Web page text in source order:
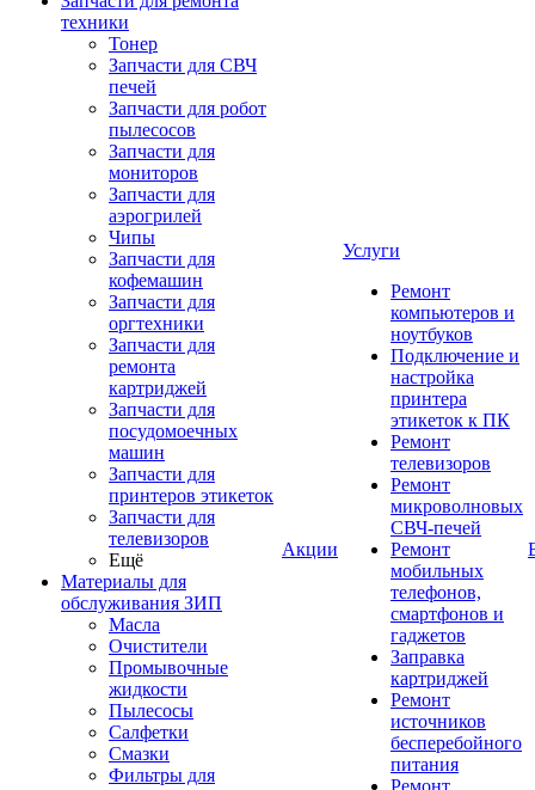
техники
Тонер
Запчасти для СВЧ
печей
Запчасти для робот
пылесосов
Запчасти для
мониторов
Запчасти для
аэрогрилей
Чипы
Запчасти для
кофемашин
Запчасти для
оргтехники
Запчасти для
ремонта
картриджей
Запчасти для
посудомоечных
машин
Запчасти для
принтеров этикеток
Запчасти для
телевизоров
Ещё
Материалы для
обслуживания ЗИП
Масла
Очистители
Промывочные
жидкости
Пылесосы
Салфетки
Смазки
Фильтры для
Акции
Услуги
Ремонт
компьютеров и
ноутбуков
Подключение и
настройка
принтера
этикеток к ПК
Ремонт
телевизоров
Ремонт
микроволновых
СВЧ-печей
Ремонт
мобильных
телефонов,
смартфонов и
гаджетов
Заправка
картриджей
Ремонт
источников
бесперебойного
питания
Ремонт